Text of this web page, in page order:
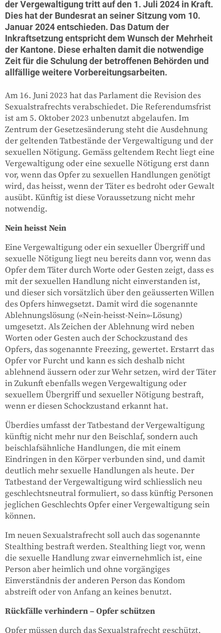
der Vergewaltigung tritt auf den 1. Juli 2024 in Kraft.
Dies hat der Bundesrat an seiner Sitzung vom 10.
Januar 2024 entschieden. Das Datum der
Inkraftsetzung entspricht dem Wunsch der Mehrheit
der Kantone. Diese erhalten damit die notwendige
Zeit für die Schulung der betroffenen Behörden und
allfällige weitere Vorbereitungsarbeiten.
Am 16. Juni 2023 hat das Parlament die Revision des
Sexualstrafrechts verabschiedet. Die Referendumsfrist
ist am 5. Oktober 2023 unbenutzt abgelaufen. Im
Zentrum der Gesetzesänderung steht die Ausdehnung
der geltenden Tatbestände der Vergewaltigung und der
sexuellen Nötigung. Gemäss geltendem Recht liegt eine
Vergewaltigung oder eine sexuelle Nötigung erst dann
vor, wenn das Opfer zu sexuellen Handlungen genötigt
wird, das heisst, wenn der Täter es bedroht oder Gewalt
ausübt. Künftig ist diese Voraussetzung nicht mehr
notwendig.
Nein heisst Nein
Eine Vergewaltigung oder ein sexueller Übergriff und
sexuelle Nötigung liegt neu bereits dann vor, wenn das
Opfer dem Täter durch Worte oder Gesten zeigt, dass es
mit der sexuellen Handlung nicht einverstanden ist,
und dieser sich vorsätzlich über den geäusserten Willen
des Opfers hinwegsetzt. Damit wird die sogenannte
Ablehnungslösung («Nein-heisst-Nein»-Lösung)
umgesetzt. Als Zeichen der Ablehnung wird neben
Worten oder Gesten auch der Schockzustand des
Opfers, das sogenannte Freezing, gewertet. Erstarrt das
Opfer vor Furcht und kann es sich deshalb nicht
ablehnend äussern oder zur Wehr setzen, wird der Täter
in Zukunft ebenfalls wegen Vergewaltigung oder
sexuellem Übergriff und sexueller Nötigung bestraft,
wenn er diesen Schockzustand erkannt hat.
Überdies umfasst der Tatbestand der Vergewaltigung
künftig nicht mehr nur den Beischlaf, sondern auch
beischlafsähnliche Handlungen, die mit einem
Eindringen in den Körper verbunden sind, und damit
deutlich mehr sexuelle Handlungen als heute. Der
Tatbestand der Vergewaltigung wird schliesslich neu
geschlechtsneutral formuliert, so dass künftig Personen
jeglichen Geschlechts Opfer einer Vergewaltigung sein
können.
Im neuen Sexualstrafrecht soll auch das sogenannte
Stealthing bestraft werden. Stealthing liegt vor, wenn
die sexuelle Handlung zwar einvernehmlich ist, eine
Person aber heimlich und ohne vorgängiges
Einverständnis der anderen Person das Kondom
abstreift oder von Anfang an keines benutzt.
Rückfälle verhindern – Opfer schützen
Opfer müssen durch das Sexualstrafrecht geschützt,